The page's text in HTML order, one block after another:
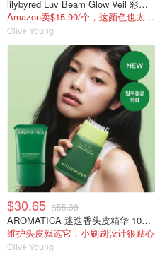
lilybyred Luv Beam Glow Veil 彩妆 5色
Amazon卖$15.99/个，这颜色也太梦幻了
Olive Young
$30.65 $55.38
AROMATICA 迷迭香头皮精华 100ml
维护头皮就选它，小刷刷设计很贴心
Olive Young